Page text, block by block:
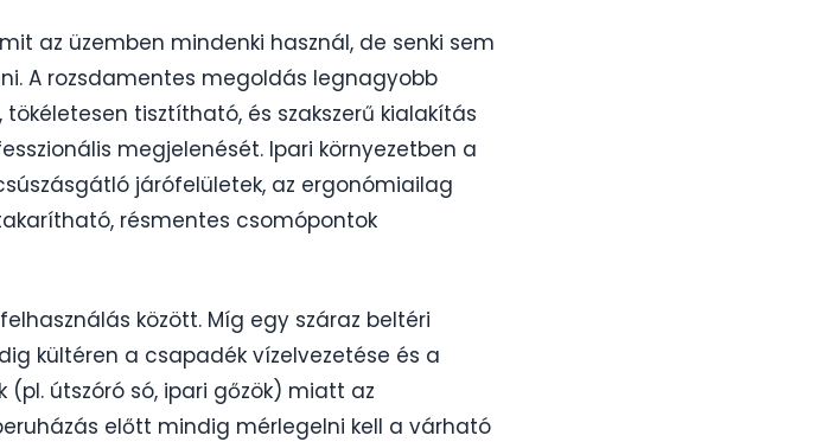
az üzemben mindenki használ, de senki sem
A rozsdamentes megoldás legnagyobb
tisztítható, és szakszerű kialakítás
megjelenését. Ipari környezetben a
járófelületek, az ergonómiailag
résmentes csomópontok
között. Míg egy száraz beltéri
kültéren a csapadék vízelvezetése és a
útszóró só, ipari gőzök) miatt az
előtt mindig mérlegelni kell a várható